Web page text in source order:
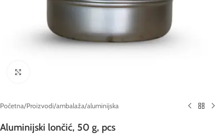
Početna/Proizvodi/ambalaža/aluminijska
Aluminijski lončić, 50 g, pcs